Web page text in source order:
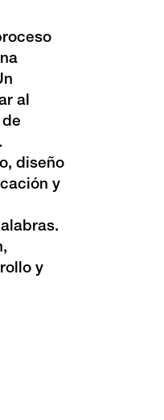
al
diseño
y
y